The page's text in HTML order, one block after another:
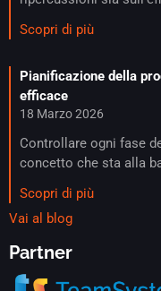
Scopri di più
Pianificazione della
efficace​
18 Marzo 2026
Controllare ogni fase
concetto che sta alla
Scopri di più
Vai al blog
Partner